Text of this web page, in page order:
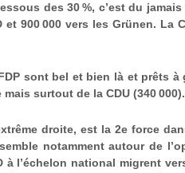
des 30 %, c’est du
et 900 000 vers les Grünen. La
sont bel et bien là et prêts à
surtout de la CDU (340 000).
droite, est la 2eforce
notamment autour de
à l’échelon national migrent